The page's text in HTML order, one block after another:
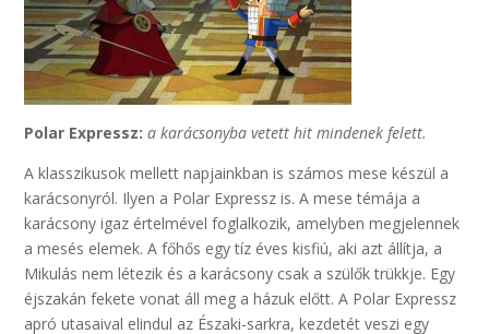
Polar Expressz:a karácsonyba vetett hit mindenek felett.
A klasszikusok mellett napjainkban is számos mese készül a
karácsonyról. Ilyen a Polar Expressz is. A mese témája a
karácsony igaz értelmével foglalkozik, amelyben megjelennek
a mesés elemek. A főhős egy tíz éves kisfiú, aki azt állítja, a
Mikulás nem létezik és a karácsony csak a szülők trükkje. Egy
éjszakán fekete vonat áll meg a házuk előtt. A Polar Expressz
apró utasaival elindul az Északi-sarkra, kezdetét veszi egy